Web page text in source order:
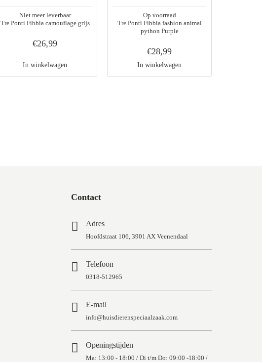
Niet meer leverbaar
Tre Ponti Fibbia camouflage grijs
€26,99
In winkelwagen
Op voorraad
Tre Ponti Fibbia fashion animal
python Purple
€28,99
In winkelwagen
Contact
Adres
Hoofdstraat 106, 3901 AX Veenendaal
Telefoon
0318-512965
E-mail
info@huisdierenspeciaalzaak.com
Openingstijden
Ma: 13:00 - 18:00 / Di t/m Do: 09:00 -18:00 /